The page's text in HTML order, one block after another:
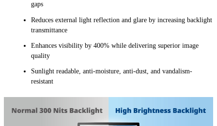
gaps
Reduces external light reflection and glare by increasing backlight
transmittance
Enhances visibility by 400% while delivering superior image
quality
Sunlight readable, anti-moisture, anti-dust, and vandalism-
resistant